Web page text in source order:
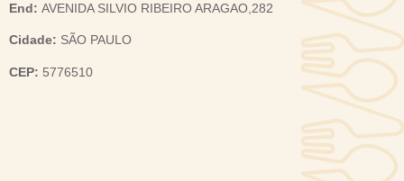
End: AVENIDA SILVIO RIBEIRO ARAGAO,282
Cidade: SÃO PAULO
CEP: 5776510